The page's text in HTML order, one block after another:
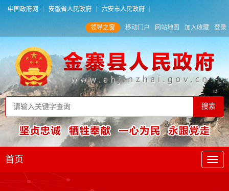
中国政府网 安徽省人民政府 六安市人民政府
领导之窗 移动门户 网站地图 加入收藏 登录
首页